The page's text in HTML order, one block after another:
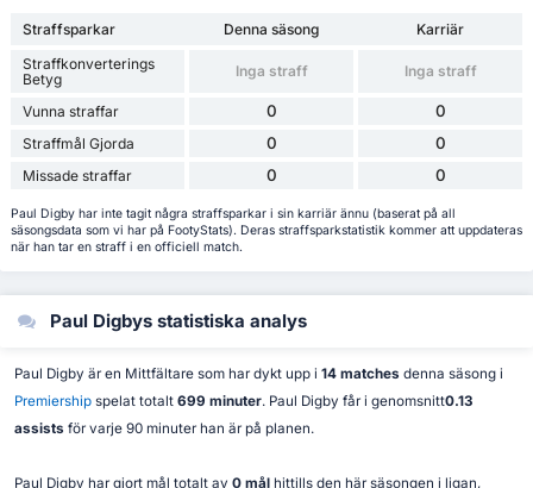
Straffsparkar Denna säsong
Karriär
Straffkonverterings
Betyg
Inga straff Inga straff
Vunna straffar 0 0
Straffmål Gjorda 0 0
Missade straffar 0 0
Paul Digby har inte tagit några straffsparkar i sin karriär ännu (baserat på all
säsongsdata som vi har på FootyStats). Deras straffsparkstatistik kommer att uppdateras
när han tar en straff i en officiell match.
Paul Digbys statistiska analys
Paul Digby är en Mittfältare som har dykt upp i 14 matches denna säsong i
Premiershipspelat totalt 699 minuter. Paul Digby får i genomsnitt0.13
assists för varje 90 minuter han är på planen.
Paul Digby har gjort mål totalt av 0 mål hittills den här säsongen i ligan,